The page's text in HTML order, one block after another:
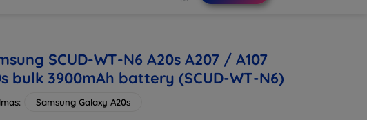
SCUD-WT-N6 A20s A207 / A107
bulk 3900mAh battery (SCUD-WT-N6)
Samsung Galaxy A20s